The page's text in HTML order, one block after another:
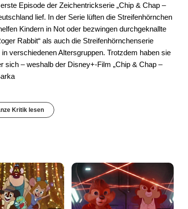
Episode der Zeichentrickserie „Chip & Chap –
lief. In der Serie lüften die Streifenhörnchen
Kindern in Not oder bezwingen durchgeknallte
Rabbit“ als auch die Streifenhörnchenserie
verschiedenen Altersgruppen. Trotzdem haben sie
sich – weshalb der Disney+-Film „Chip & Chap –
Kritik lesen